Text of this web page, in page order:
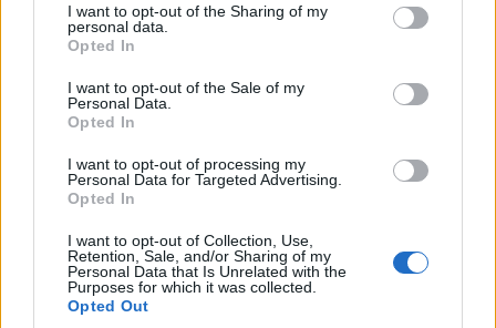
I want to opt-out of the Sharing of my
personal data.
Opted In
I want to opt-out of the Sale of my
Personal Data.
Opted In
I want to opt-out of processing my
Personal Data for Targeted Advertising.
Opted In
I want to opt-out of Collection, Use,
Retention, Sale, and/or Sharing of my
Personal Data that Is Unrelated with the
Purposes for which it was collected.
Opted Out
La vicenda è stata segnalata sui social da alcuni
visitatori presenti a Mauthausen. Secondo quanto
riportato, una donna avrebbe contestato ai ragazzi
la scelta di esibire quei simboli proprio all’interno